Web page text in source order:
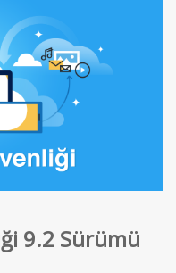
9.2 Sürümü